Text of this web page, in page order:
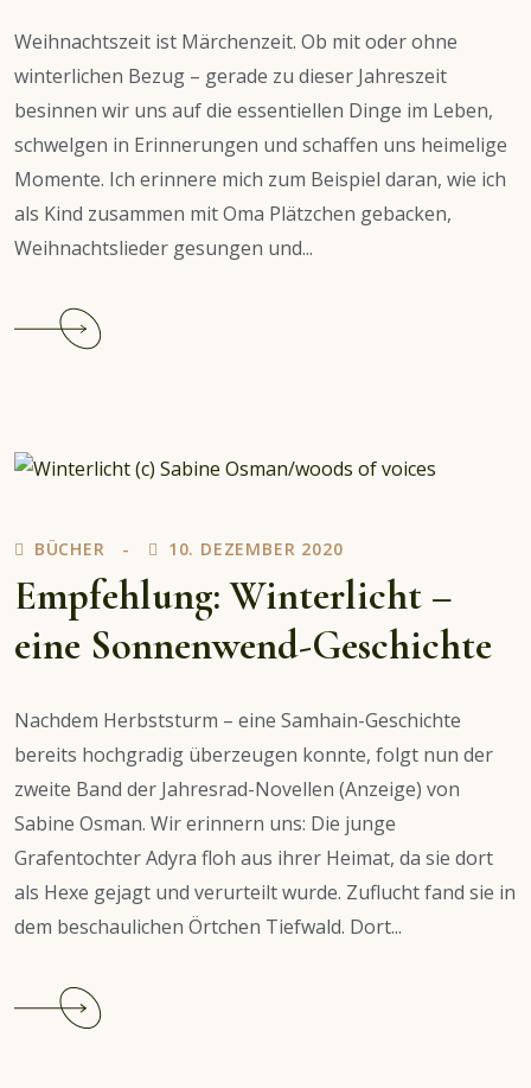
Weihnachtszeit ist Märchenzeit. Ob mit oder ohne
winterlichen Bezug – gerade zu dieser Jahreszeit
besinnen wir uns auf die essentiellen Dinge im Leben,
schwelgen in Erinnerungen und schaffen uns heimelige
Momente. Ich erinnere mich zum Beispiel daran, wie ich
als Kind zusammen mit Oma Plätzchen gebacken,
Weihnachtslieder gesungen und...
Märchen
Weihnachtszeit
BÜCHER 10. DEZEMBER 2020
Empfehlung: Winterlicht –
eine Sonnenwend-Geschichte
Nachdem Herbststurm – eine Samhain-Geschichte
bereits hochgradig überzeugen konnte, folgt nun der
zweite Band der Jahresrad-Novellen (Anzeige) von
Sabine Osman. Wir erinnern uns: Die junge
Grafentochter Adyra floh aus ihrer Heimat, da sie dort
als Hexe gejagt und verurteilt wurde. Zuflucht fand sie in
dem beschaulichen Örtchen Tiefwald. Dort...